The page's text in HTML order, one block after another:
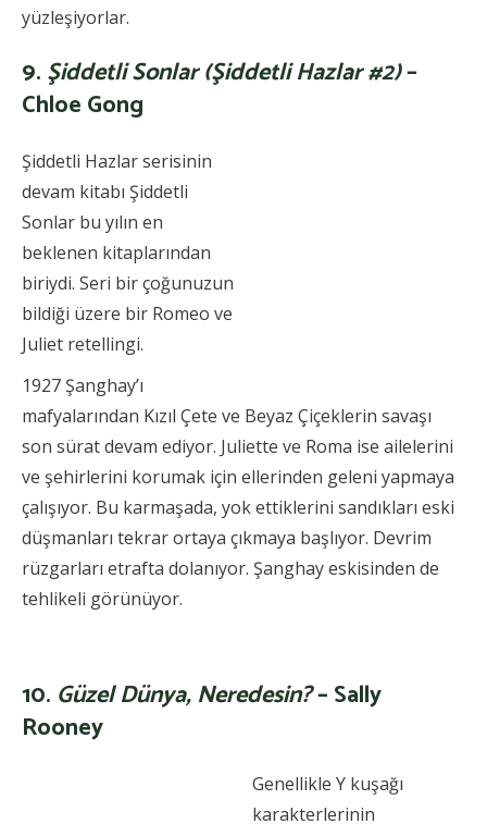
yüzleşiyorlar.
9.Şiddetli Sonlar (Şiddetli Hazlar #2)–
Chloe Gong
Şiddetli Hazlar serisinin
devam kitabı Şiddetli
Sonlar bu yılın en
beklenen kitaplarından
biriydi. Seri bir çoğunuzun
bildiği üzere bir Romeo ve
Juliet retellingi.
1927 Şanghay’ı
mafyalarından Kızıl Çete ve Beyaz Çiçeklerin savaşı
son sürat devam ediyor. Juliette ve Roma ise ailelerini
ve şehirlerini korumak için ellerinden geleni yapmaya
çalışıyor. Bu karmaşada, yok ettiklerini sandıkları eski
düşmanları tekrar ortaya çıkmaya başlıyor. Devrim
rüzgarları etrafta dolanıyor. Şanghay eskisinden de
tehlikeli görünüyor.
10. Güzel Dünya, Neredesin?– Sally
Rooney
Genellikle Y kuşağı
karakterlerinin